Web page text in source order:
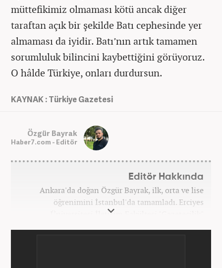
müttefikimiz olmaması kötü ancak diğer
taraftan açık bir şekilde Batı cephesinde yer
almaması da iyidir. Batı’nın artık tamamen
sorumluluk bilincini kaybettiğini görüyoruz.
O hâlde Türkiye, onları durdursun.
KAYNAK : Türkiye Gazetesi
Özgür Bayrak
Haber7.com - Editör
Editör Hakkında
Ankara'da doğan Özgür Bayrak, ilk, orta ve lise
öğrenimini İstanbul'da tamamladı. Erciyes
Üniversitesi İletişim Fakültesi "Gazetecilik"